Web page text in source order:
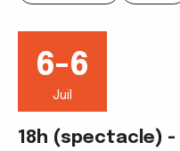
6-6
Juil
18h (spectacle) -